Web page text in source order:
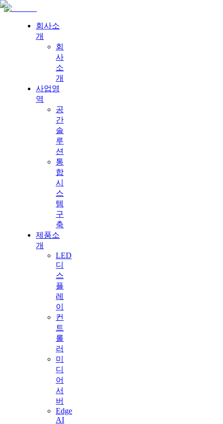
회사소
개
회
사
소
개
사업영
역
공
간
솔
루
션
통
합
시
스
템
구
축
제품소
개
LED
디
스
플
레
이
컨
트
롤
러
미
디
어
서
버
Edge
AI